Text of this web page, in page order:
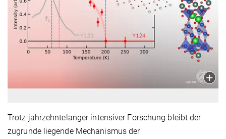
Trotz jahrzehntelanger intensiver Forschung bleibt der
zugrunde liegende Mechanismus der